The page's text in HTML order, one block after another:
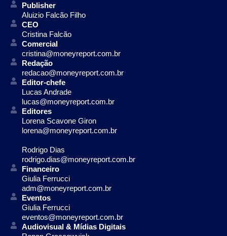
Publisher
Aluizio Falcão Filho
CEO
Cristina Falcão
Comercial
cristina@moneyreport.com.br
Redação
redacao@moneyreport.com.br
Editor-chefe
Lucas Andrade
lucas@moneyreport.com.br
Editores
Lorena Scavone Giron
lorena@moneyreport.com.br
Rodrigo Dias
rodrigo.dias@moneyreport.com.br
Financeiro
Giulia Ferrucci
adm@moneyreport.com.br
Eventos
Giulia Ferrucci
eventos@moneyreport.com.br
Audiovisual & Mídias Digitais